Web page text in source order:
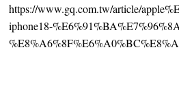
https://www.gq.com.tw/article/
iphone18-